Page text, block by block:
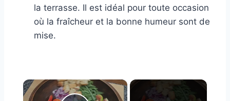
la terrasse. Il est idéal pour toute occasion
où la fraîcheur et la bonne humeur sont de
mise.
×